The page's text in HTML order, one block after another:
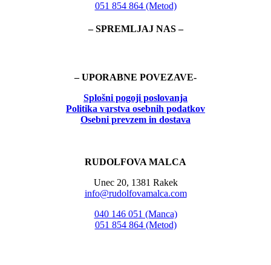
051 854 864 (Metod)
– SPREMLJAJ NAS –
– UPORABNE POVEZAVE-
Splošni pogoji poslovanja
Politika varstva osebnih podatkov
Osebni prevzem in dostava
RUDOLFOVA MALCA
Unec 20, 1381 Rakek
info@rudolfovamalca.com
040 146 051 (Manca)
051 854 864 (Metod)